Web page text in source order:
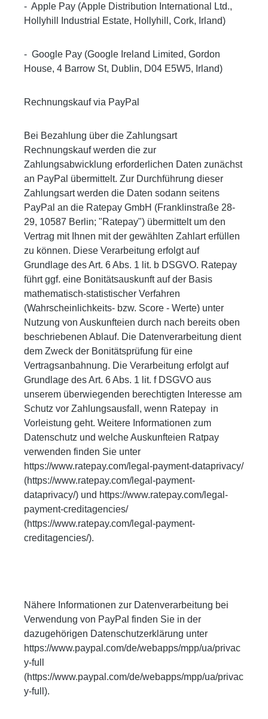
- Apple Pay (Apple Distribution International Ltd.,
Hollyhill Industrial Estate, Hollyhill, Cork, Irland)
- Google Pay (Google Ireland Limited, Gordon
House, 4 Barrow St, Dublin, D04 E5W5, Irland)
Rechnungskauf via PayPal
Bei Bezahlung über die Zahlungsart
Rechnungskauf werden die zur
Zahlungsabwicklung erforderlichen Daten zunächst
an PayPal übermittelt. Zur Durchführung dieser
Zahlungsart werden die Daten sodann seitens
PayPal an die Ratepay GmbH (Franklinstraße 28-
29, 10587 Berlin; "Ratepay") übermittelt um den
Vertrag mit Ihnen mit der gewählten Zahlart erfüllen
zu können. Diese Verarbeitung erfolgt auf
Grundlage des Art. 6 Abs. 1 lit. b DSGVO. Ratepay
führt ggf. eine Bonitätsauskunft auf der Basis
mathematisch-statistischer Verfahren
(Wahrscheinlichkeits- bzw. Score - Werte) unter
Nutzung von Auskunfteien durch nach bereits oben
beschriebenen Ablauf. Die Datenverarbeitung dient
dem Zweck der Bonitätsprüfung für eine
Vertragsanbahnung. Die Verarbeitung erfolgt auf
Grundlage des Art. 6 Abs. 1 lit. f DSGVO aus
unserem überwiegenden berechtigten Interesse am
Schutz vor Zahlungsausfall, wenn Ratepay in
Vorleistung geht. Weitere Informationen zum
Datenschutz und welche Auskunfteien Ratpay
verwenden finden Sie unter
https://www.ratepay.com/legal-payment-dataprivacy/
(https://www.ratepay.com/legal-payment-
dataprivacy/) und https://www.ratepay.com/legal-
payment-creditagencies/
(https://www.ratepay.com/legal-payment-
creditagencies/).
Nähere Informationen zur Datenverarbeitung bei
Verwendung von PayPal finden Sie in der
dazugehörigen Datenschutzerklärung unter
https://www.paypal.com/de/webapps/mpp/ua/privac
y-full
(https://www.paypal.com/de/webapps/mpp/ua/privac
y-full).